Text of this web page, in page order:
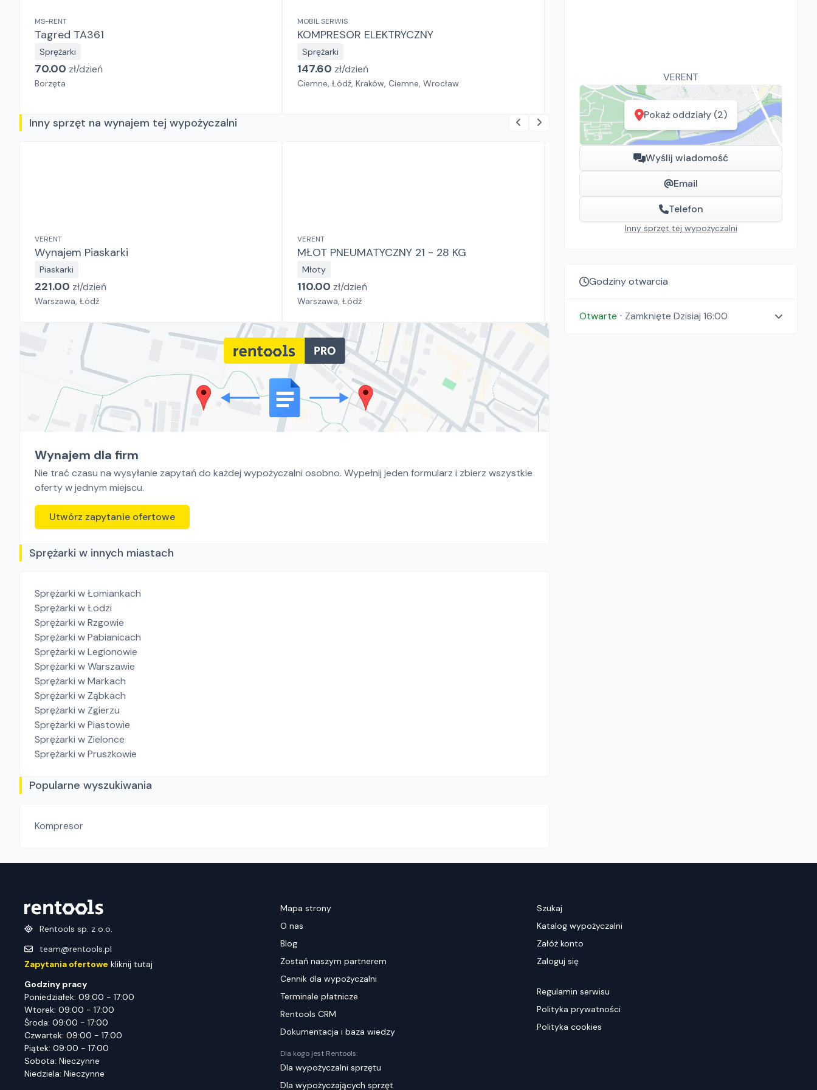
VERENT
Pokaż oddziały (2)
Wyślij wiadomość
Email
Telefon
Inny sprzęt tej wypożyczalni
Godziny otwarcia
Otwarte ⋅ Zamknięte Dzisiaj 16:00
MS-RENT
Tagred TA361
Sprężarki
70.00 zł/dzień
Borzęta
MOBIL SERWIS
KOMPRESOR ELEKTRYCZNY
Sprężarki
147.60 zł/dzień
Ciemne, Łódź, Kraków, Ciemne, Wrocław
Inny sprzęt na wynajem tej wypożyczalni
VERENT
Wynajem Piaskarki
Piaskarki
221.00 zł/dzień
Warszawa, Łódź
VERENT
MŁOT PNEUMATYCZNY 21 - 28 KG
Młoty
110.00 zł/dzień
Warszawa, Łódź
159.00zł/dzień
Wynajem dla firm
Nie trać czasu na wysyłanie zapytań do każdej wypożyczalni osobno. Wypełnij jeden formularz i zbierz wszystkie
oferty w jednym miejscu.
Utwórz zapytanie ofertowe
Sprężarki w innych miastach
Sprężarki w Łomiankach
Sprężarki w Łodzi
Sprężarki w Rzgowie
Sprężarki w Pabianicach
Sprężarki w Legionowie
Sprężarki w Warszawie
Sprężarki w Markach
Sprężarki w Ząbkach
Sprężarki w Zgierzu
Sprężarki w Piastowie
Sprężarki w Zielonce
Sprężarki w Pruszkowie
Popularne wyszukiwania
Kompresor
Rentools sp. z o.o.
team@rentools.pl
Zapytania ofertowe kliknij tutaj
Godziny pracy
Poniedziałek: 09:00 - 17:00
Wtorek: 09:00 - 17:00
Środa: 09:00 - 17:00
Czwartek: 09:00 - 17:00
Piątek: 09:00 - 17:00
Sobota: Nieczynne
Niedziela: Nieczynne
Mapa strony
O nas
Blog
Zostań naszym partnerem
Cennik dla wypożyczalni
Terminale płatnicze
Rentools CRM
Dokumentacja i baza wiedzy
Dla kogo jest Rentools:
Dla wypożyczalni sprzętu
Dla wypożyczających sprzęt
Szukaj
Katalog wypożyczalni
Załóż konto
Zaloguj się
Regulamin serwisu
Polityka prywatności
Polityka cookies